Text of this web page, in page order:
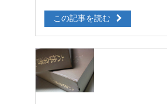
この記事を読む